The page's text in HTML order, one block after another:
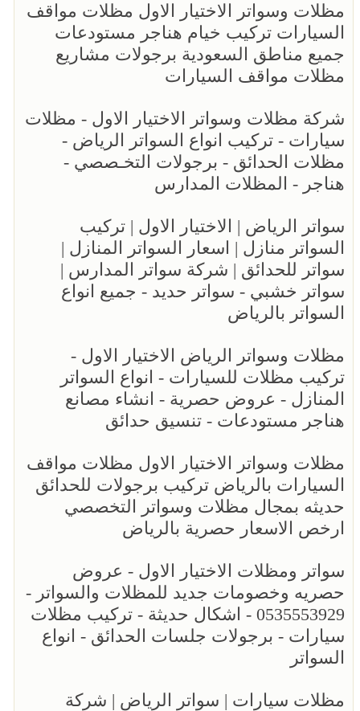
مظلات وسواتر الاختيار الاول مظلات مواقف
السيارات تركيب خيام هناجر مستودعات
جميع مناطق السعودية برجولات مشاريع
مظلات مواقف السيارات
شركة مظلات وسواتر الاختيار الاول - مظلات
سيارات - تركيب انواع السواتر الرياض -
مظلات الحدائق - برجولات التخـصصي -
هناجر - المظلات المدارس
سواتر الرياض | الاختيار الاول | تركيب
السواتر منازل | اسعار السواتر المنازل |
سواتر للحدائق | شركة سواتر المدارس |
سواتر خشبي - سواتر حديد - جميع انواع
السواتر بالرياض
مظلات وسواتر الرياض الاختيار الاول -
تركيب مظلات للسيارات - انواع السواتر
المنازل - عروض حصرية - انشاء مصانع
هناجر مستودعات - تنسيق حدائق
مظلات وسواتر الاختيار الاول مظلات مواقف
السيارات بالرياض تركيب برجولات للحدائق
حديثه بمجال مظلات وسواتر التخصصي
ارخص الاسعار حصرية بالرياض
سواتر ومظلات الاختيار الاول - عروض
حصريه وخصومات جديد للمظلات والسواتر -
0535553929 - اشكال حديثة - تركيب مظلات
سيارات - برجولات جلسات الحدائق - انواع
السواتر
مظلات سيارات | سواتر الرياض | شركة